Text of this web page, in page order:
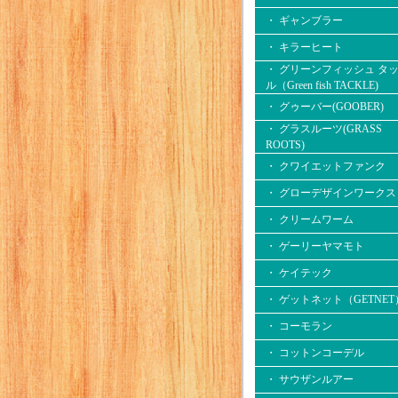
・ ギャンブラー
・ キラーヒート
・ グリーンフィッシュ タ
ル（Green fish TACKLE)
・ グゥーバー(GOOBER)
・ グラスルーツ(GRASS
ROOTS)
・ クワイエットファンク
・ グローデザインワークス
・ クリームワーム
・ ゲーリーヤマモト
・ ケイテック
・ ゲットネット（GETNET
・ コーモラン
・ コットンコーデル
・ サウザンルアー